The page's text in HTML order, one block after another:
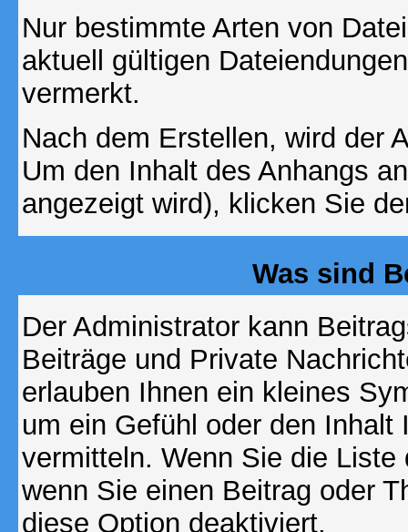
Nur bestimmte Arten von
aktuell gültigen
vermerkt.
Nach dem Erstellen, wird der
Um den Inhalt des Anhangs
angezeigt wird), klicken Sie
Was sind
Der Administrator kann
Beiträge und Private
erlauben Ihnen ein kleines
um ein Gefühl oder den
vermitteln. Wenn Sie die
wenn Sie einen Beitrag oder
diese Option deaktiviert.